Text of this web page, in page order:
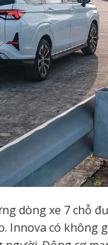
dòng xe 7 chỗ
Innova có không